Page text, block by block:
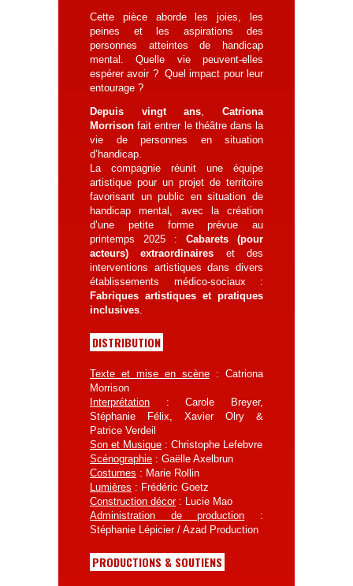
Cette pièce aborde les joies, les
peines et les aspirations des
personnes atteintes de handicap
mental. Quelle vie peuvent-elles
espérer avoir ? Quel impact pour leur
entourage ?
Depuis vingt ans ,Catriona
Morrison fait entrer le théâtre dans la
vie de personnes en situation
d’handicap.
La compagnie réunit une équipe
artistique pour un projet de territoire
favorisant un public en situation de
handicap mental, avec la création
d’une petite forme prévue au
printemps 2025 : Cabarets (pour
acteurs) extraordinaires et des
interventions artistiques dans divers
établissements médico-sociaux :
Fabriques artistiques et pratiques
inclusives
DISTRIBUTION
Texte et mise en scène : Catriona
Morrison
Interprétation : Carole Breyer,
Stéphanie Félix, Xavier Olry &
Patrice Verdeil
Son et Musique : Christophe Lefebvre
Scénographie : Gaëlle Axelbrun
Costumes : Marie Rollin
Lumières : Frédéric Goetz
Construction décor: Lucie Mao
Administration de production :
Stéphanie Lépicier / Azad Production
PRODUCTIONS & SOUTIENS